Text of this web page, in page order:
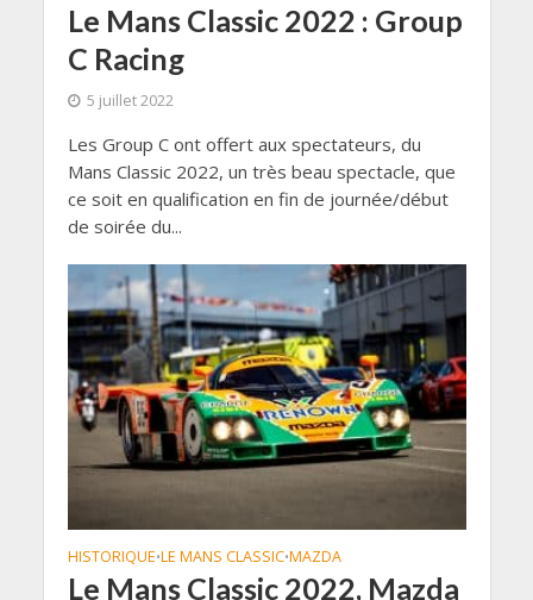
Le Mans Classic 2022 : Group
C Racing
5 juillet 2022
Les Group C ont offert aux spectateurs, du
Mans Classic 2022, un très beau spectacle, que
ce soit en qualification en fin de journée/début
de soirée du...
HISTORIQUE•LE MANS CLASSIC•MAZDA
Le Mans Classic 2022, Mazda